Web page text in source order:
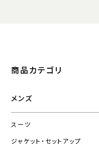
商品カテゴリ
メンズ
スーツ
ジャケット・セットアップ